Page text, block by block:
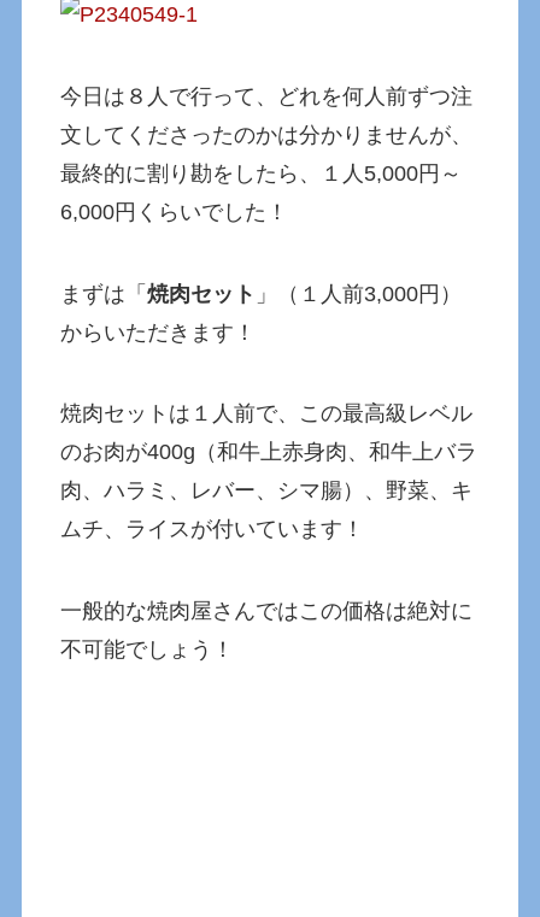
今日は８人で行って、どれを何人前ずつ注
文してくださったのかは分かりませんが、
最終的に割り勘をしたら、１人5,000円～
6,000円くらいでした！
まずは「焼肉セット 」（１人前3,000円）
からいただきます！
焼肉セットは１人前で、この最高級レベル
のお肉が400g（和牛上赤身肉、和牛上バラ
肉、ハラミ、レバー、シマ腸）、野菜、キ
ムチ、ライスが付いています！
一般的な焼肉屋さんではこの価格は絶対に
不可能でしょう！